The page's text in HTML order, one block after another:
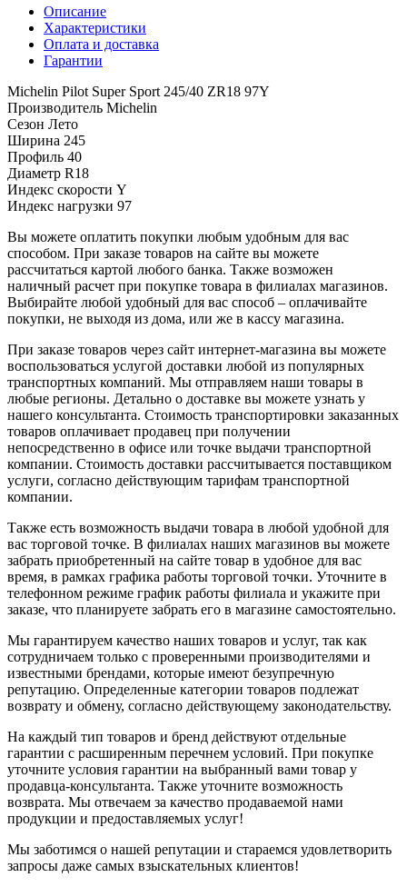
Описание
Характеристики
Оплата и доставка
Гарантии
Michelin Pilot Super Sport 245/40 ZR18 97Y
Производитель Michelin
Сезон Лето
Ширина 245
Профиль 40
Диаметр R18
Индекс скорости Y
Индекс нагрузки 97
Вы можете оплатить покупки любым удобным для вас
способом. При заказе товаров на сайте вы можете
рассчитаться картой любого банка. Также возможен
наличный расчет при покупке товара в филиалах магазинов.
Выбирайте любой удобный для вас способ – оплачивайте
покупки, не выходя из дома, или же в кассу магазина.
При заказе товаров через сайт интернет-магазина вы можете
воспользоваться услугой доставки любой из популярных
транспортных компаний. Мы отправляем наши товары в
любые регионы. Детально о доставке вы можете узнать у
нашего консультанта. Стоимость транспортировки заказанных
товаров оплачивает продавец при получении
непосредственно в офисе или точке выдачи транспортной
компании. Стоимость доставки рассчитывается поставщиком
услуги, согласно действующим тарифам транспортной
компании.
Также есть возможность выдачи товара в любой удобной для
вас торговой точке. В филиалах наших магазинов вы можете
забрать приобретенный на сайте товар в удобное для вас
время, в рамках графика работы торговой точки. Уточните в
телефонном режиме график работы филиала и укажите при
заказе, что планируете забрать его в магазине самостоятельно.
Мы гарантируем качество наших товаров и услуг, так как
сотрудничаем только с проверенными производителями и
известными брендами, которые имеют безупречную
репутацию. Определенные категории товаров подлежат
возврату и обмену, согласно действующему законодательству.
На каждый тип товаров и бренд действуют отдельные
гарантии с расширенным перечнем условий. При покупке
уточните условия гарантии на выбранный вами товар у
продавца-консультанта. Также уточните возможность
возврата. Мы отвечаем за качество продаваемой нами
продукции и предоставляемых услуг!
Мы заботимся о нашей репутации и стараемся удовлетворить
запросы даже самых взыскательных клиентов!